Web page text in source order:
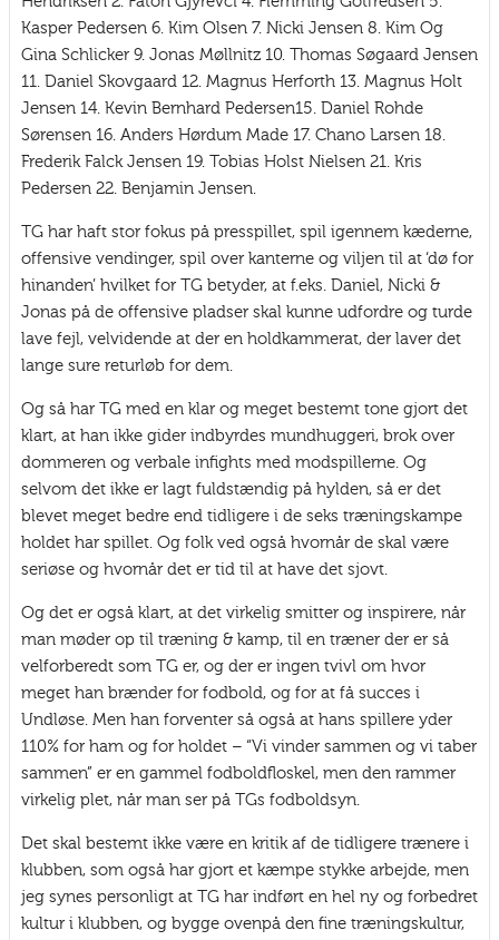
Kasper Pedersen 6. Kim Olsen 7. Nicki Jensen 8. Kim Og
Gina Schlicker 9. Jonas Møllnitz 10. Thomas Søgaard Jensen
11. Daniel Skovgaard 12. Magnus Herforth 13. Magnus Holt
Jensen 14. Kevin Bernhard Pedersen15. Daniel Rohde
Sørensen 16. Anders Hørdum Made 17. Chano Larsen 18.
Frederik Falck Jensen 19. Tobias Holst Nielsen 21. Kris
Pedersen 22. Benjamin Jensen.
TG har haft stor fokus på presspillet, spil igennem kæderne,
offensive vendinger, spil over kanterne og viljen til at ‘dø for
hinanden’ hvilket for TG betyder, at f.eks. Daniel, Nicki &
Jonas på de offensive pladser skal kunne udfordre og turde
lave fejl, velvidende at der en holdkammerat, der laver det
lange sure returløb for dem.
Og så har TG med en klar og meget bestemt tone gjort det
klart, at han ikke gider indbyrdes mundhuggeri, brok over
dommeren og verbale infights med modspillerne. Og
selvom det ikke er lagt fuldstændig på hylden, så er det
blevet meget bedre end tidligere i de seks træningskampe
holdet har spillet. Og folk ved også hvornår de skal være
seriøse og hvornår det er tid til at have det sjovt.
Og det er også klart, at det virkelig smitter og inspirere, når
man møder op til træning & kamp, til en træner der er så
velforberedt som TG er, og der er ingen tvivl om hvor
meget han brænder for fodbold, og for at få succes i
Undløse. Men han forventer så også at hans spillere yder
110% for ham og for holdet – “Vi vinder sammen og vi taber
sammen” er en gammel fodboldfloskel, men den rammer
virkelig plet, når man ser på TGs fodboldsyn.
Det skal bestemt ikke være en kritik af de tidligere trænere i
klubben, som også har gjort et kæmpe stykke arbejde, men
jeg synes personligt at TG har indført en hel ny og forbedret
kultur i klubben, og bygge ovenpå den fine træningskultur,